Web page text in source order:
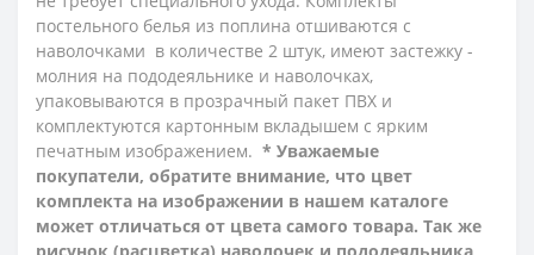
постельного белья из поплина отшиваются с
наволочками в количестве 2 штук, имеют застежку -
молния на пододеяльнике и наволочках,
упаковываются в прозрачный пакет ПВХ и
комплектуются картонным вкладышем с ярким
печатным изображением. * Уважаемые
покупатели, обратите внимание, что цвет
комплекта на изображении в нашем каталоге
может отличаться от цвета самого товара. Так же
рисунок (расцветка) наволочек и пододеяльника